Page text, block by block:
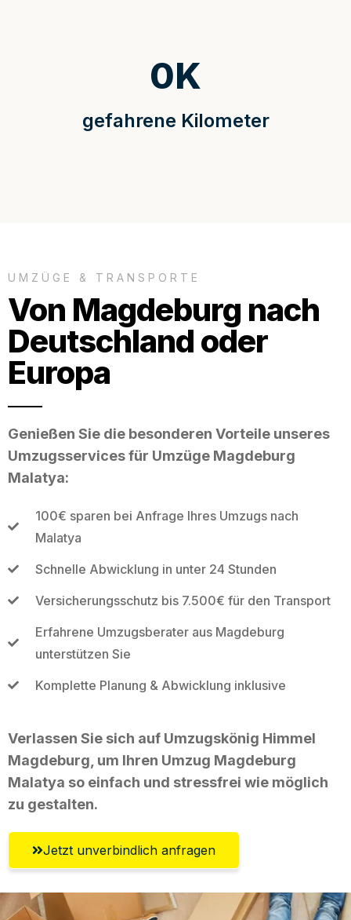
gefahrene Kilometer
0K
UMZÜGE & TRANSPORTE
Von Magdeburg nach
Deutschland oder
Europa
Genießen Sie die besonderen Vorteile unseres
Umzugsservices für Umzüge Magdeburg
Malatya:
100€ sparen bei Anfrage Ihres Umzugs nach
Malatya
Schnelle Abwicklung in unter 24 Stunden
Versicherungsschutz bis 7.500€ für den Transport
Erfahrene Umzugsberater aus Magdeburg
unterstützen Sie
Komplette Planung & Abwicklung inklusive
Verlassen Sie sich auf Umzugskönig Himmel
Magdeburg, um Ihren Umzug Magdeburg
Malatya so einfach und stressfrei wie möglich
zu gestalten.
Jetzt unverbindlich anfragen